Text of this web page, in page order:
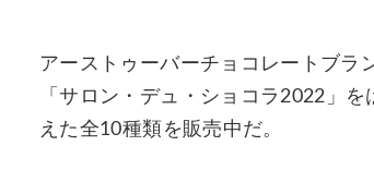
アーストゥーバーチョコレートブラ
「サロン・デュ・ショコラ2022」
えた全10種類を販売中だ。